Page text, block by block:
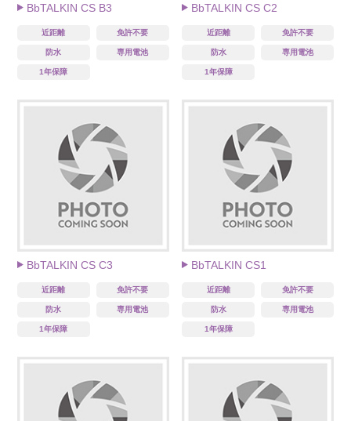
BbTALKIN CS B3
近距離 免許不要
防水 専用電池
1年保障
BbTALKIN CS C2
近距離 免許不要
防水 専用電池
1年保障
BbTALKIN CS C3
近距離 免許不要
防水 専用電池
1年保障
BbTALKIN CS1
近距離 免許不要
防水 専用電池
1年保障